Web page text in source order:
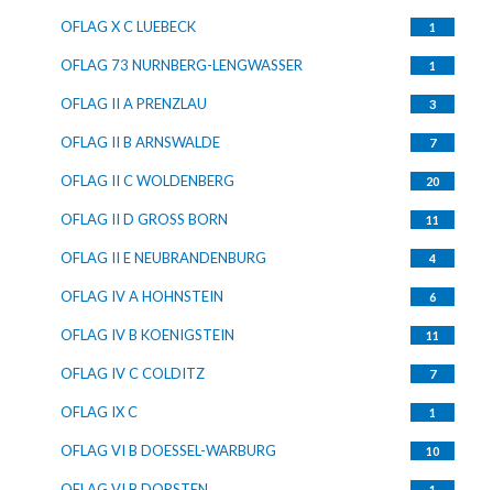
OFLAG X C LUEBECK 1
OFLAG 73 NURNBERG-LENGWASSER 1
OFLAG II A PRENZLAU 3
OFLAG II B ARNSWALDE 7
OFLAG II C WOLDENBERG 20
OFLAG II D GROSS BORN 11
OFLAG II E NEUBRANDENBURG 4
OFLAG IV A HOHNSTEIN 6
OFLAG IV B KOENIGSTEIN 11
OFLAG IV C COLDITZ 7
OFLAG IX C 1
OFLAG VI B DOESSEL-WARBURG 10